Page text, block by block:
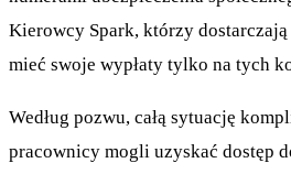
Kierowcy Spark, którzy
mieć swoje wypłaty tylko na tych
Według pozwu, całą sytuację
pracownicy mogli uzyskać dostęp